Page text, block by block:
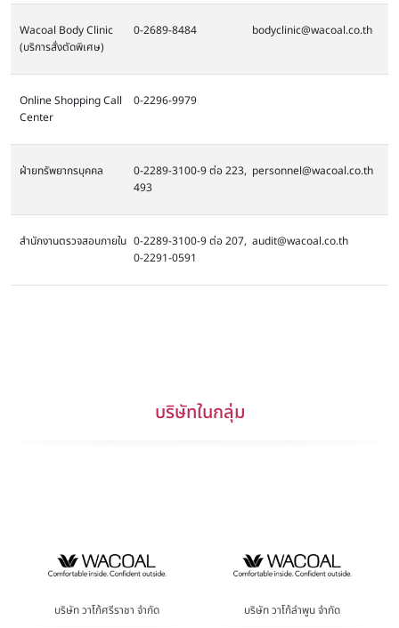
Wacoal Body Clinic
(บริการสั่งตัดพิเศษ)
0-2689-8484 bodyclinic@wacoal.co.th
Online Shopping Call
Center
0-2296-9979
ฝ่ายทรัพยากรบุคคล
0-2289-3100-9 ต่อ 223,
493
personnel@wacoal.co.th
สำนักงานตรวจสอบภายใน 0-2289-3100-9 ต่อ 207,
0-2291-0591
audit@wacoal.co.th
บริษัทในกลุ่ม
บริษัท วาโก้ศรีราชา จำกัด บริษัท วาโก้ลำพูน จำกัด